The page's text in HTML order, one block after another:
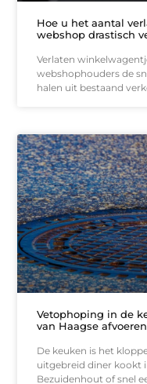
Hoe u het aantal
webshop drastisch
Verlaten
webshophouders de
halen uit bestaand
Vetophoping in de
van Haagse afvoeren
De keuken is het
uitgebreid diner kookt
Bezuidenhout of snel